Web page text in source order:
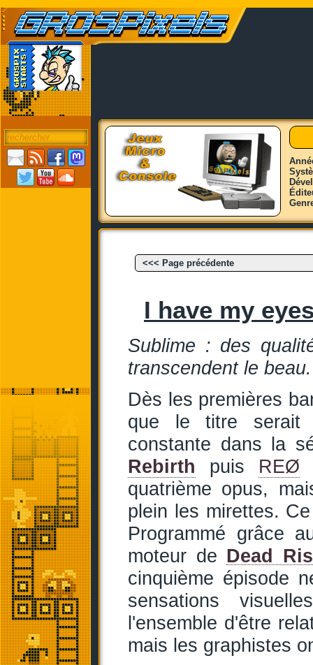
<<< Page précédente
I have my
Sublime : des
transcendent le beau.
Dès les premières
que le titre serait
constante dans la
Rebirth puis REØ
quatrième opus,
plein les mirettes.
Programmé grâce
moteur de Dead
cinquième épisode
sensations
l'ensemble d'être
mais les graphistes